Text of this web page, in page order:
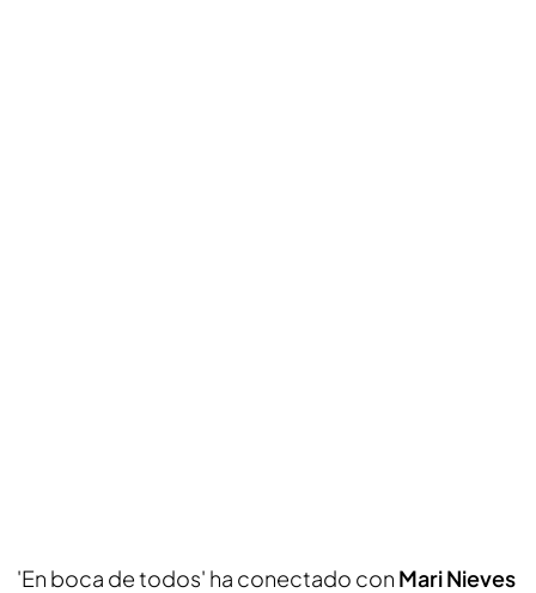
'En boca de todos' ha conectado con Mari Nieves